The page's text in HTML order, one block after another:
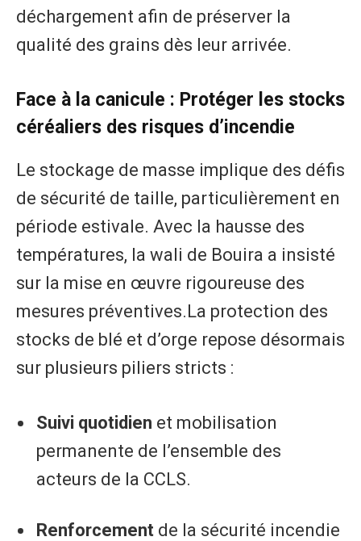
déchargement afin de préserver la
qualité des grains dès leur arrivée.
Face à la canicule : Protéger les stocks
céréaliers des risques d’incendie
​Le stockage de masse implique des défis
de sécurité de taille, particulièrement en
période estivale. Avec la hausse des
températures, la wali de Bouira a insisté
sur la mise en œuvre rigoureuse des
mesures préventives.​La protection des
stocks de blé et d’orge repose désormais
sur plusieurs piliers stricts :​
Suivi quotidien et mobilisation
permanente de l’ensemble des
acteurs de la CCLS.​
Renforcement de la sécurité incendie